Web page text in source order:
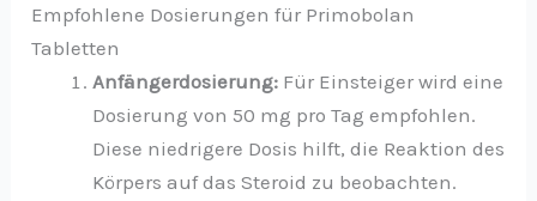
Empfohlene Dosierungen für Primobolan
Tabletten
Anfängerdosierung: Für Einsteiger wird eine
Dosierung von 50 mg pro Tag empfohlen.
Diese niedrigere Dosis hilft, die Reaktion des
Körpers auf das Steroid zu beobachten.